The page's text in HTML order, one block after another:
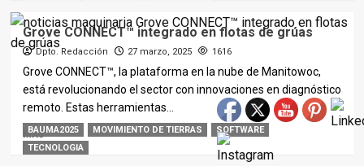
Grove CONNECT™ integrado en flotas de grúas
Dpto. Redacción 27 marzo, 2025 1616
Grove CONNECT™, la plataforma en la nube de Manitowoc,
está revolucionando el sector con innovaciones en diagnóstico
remoto. Estas herramientas...
MÁS
BAUMA2025 MOVIMIENTO DE TIERRAS
SOFTWARE
TECNOLOGIA